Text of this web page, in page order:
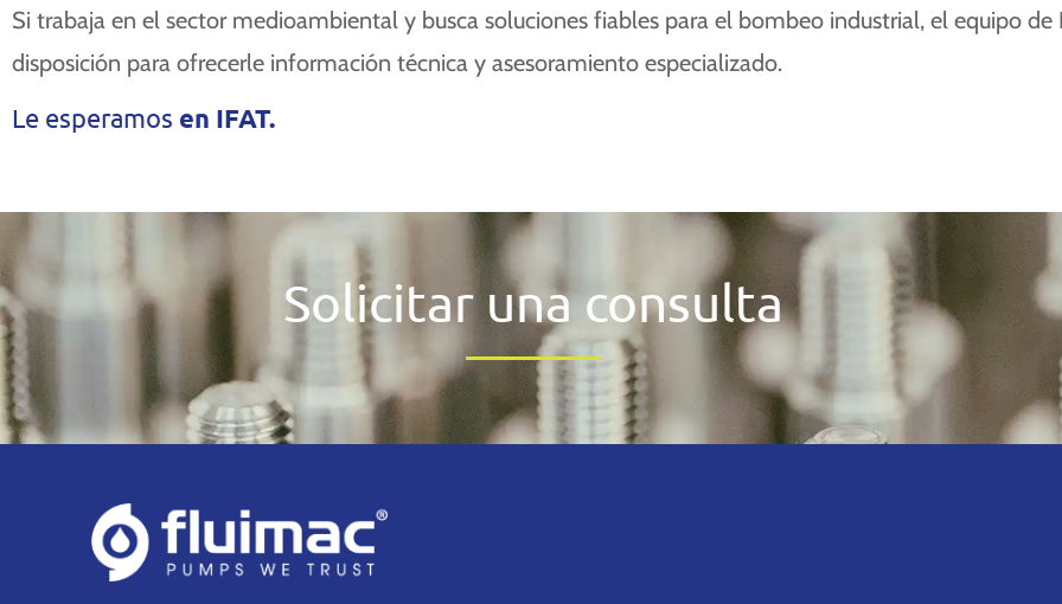
Si trabaja en el sector medioambiental y busca soluciones fiables para el bombeo industrial, el equipo de
disposición para ofrecerle información técnica y asesoramiento especializado.
Le esperamos en IFAT.
Solicitar una consulta